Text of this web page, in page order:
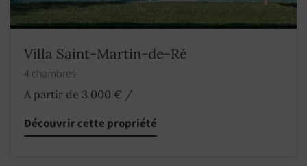
Villa Saint-Martin-de-Ré
4 chambres
A partir de 3 000 € /
Découvrir cette propriété